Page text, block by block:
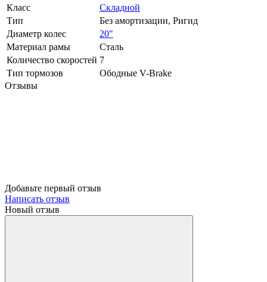
Класс
Складной
Тип
Без амортизации, Ригид
Диаметр колес
20"
Материал рамы
Сталь
Количество скоростей 7
Тип тормозов
Ободные V-Brake
Отзывы
Добавьте первый отзыв
Написать отзыв
Новый отзыв